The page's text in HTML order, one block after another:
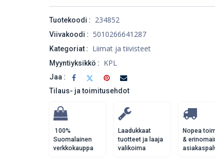
Tuotekoodi : 234852
Viivakoodi : 5010266641287
Kategoriat : Liimat ja tiivisteet
Myyntiyksikkö : KPL
Jaa :
Tilaus- ja toimitusehdot
100%
Suomalainen
verkkokauppa
Laadukkaat
tuotteet ja laaja
valikoima
Nopea
&